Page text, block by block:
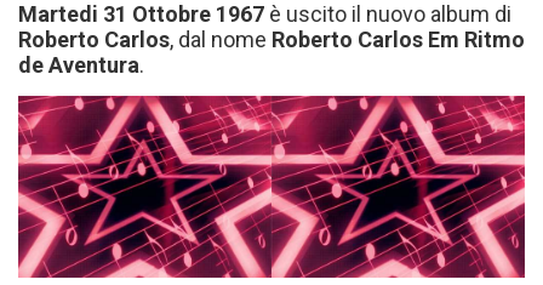
Martedi 31 Ottobre 1967 è uscito il nuovo album di
Roberto Carlos, dal nome Roberto Carlos Em Ritmo
de Aventura.